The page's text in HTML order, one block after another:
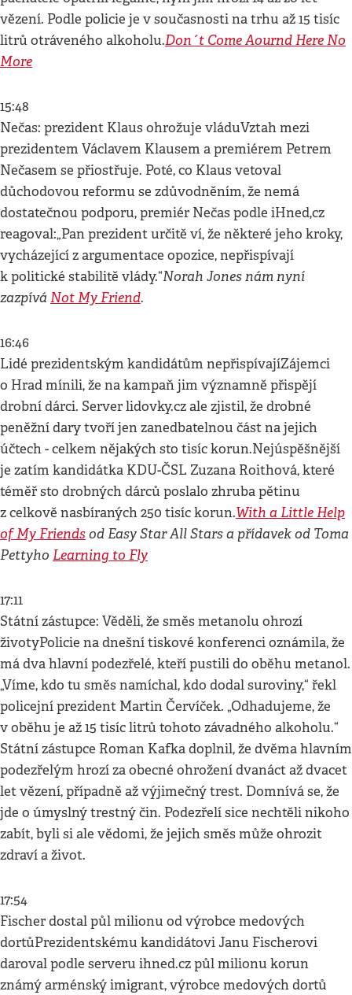
vězení. Podle policie je v současnosti na trhu až 15 tisíc
litrů otráveného alkoholu.Don´t Come Aournd Here No
More
15:48
Nečas: prezident Klaus ohrožuje vláduVztah mezi
prezidentem Václavem Klausem a premiérem Petrem
Nečasem se přiostřuje. Poté, co Klaus vetoval
důchodovou reformu se zdůvodněním, že nemá
dostatečnou podporu, premiér Nečas podle iHned,cz
reagoval:„Pan prezident určitě ví, že některé jeho kroky,
vycházející z argumentace opozice, nepřispívají
k politické stabilitě vlády.“Norah Jones nám nyní
zazpívá Not My Friend.
16:46
Lidé prezidentským kandidátům nepřispívajíZájemci
o Hrad mínili, že na kampaň jim významně přispějí
drobní dárci. Server lidovky.cz ale zjistil, že drobné
peněžní dary tvoří jen zanedbatelnou část na jejich
účtech - celkem nějakých sto tisíc korun.Nejúspěšnější
je zatím kandidátka KDU-ČSL Zuzana Roithová, které
téměř sto drobných dárců poslalo zhruba pětinu
z celkově nasbíraných 250 tisíc korun.With a Little Help
of My Friendsod Easy Star All Stars a přídavek od Toma
Pettyho Learning to Fly
17:11
Státní zástupce: Věděli, že směs metanolu ohrozí
životyPolicie na dnešní tiskové konferenci oznámila, že
má dva hlavní podezřelé, kteří pustili do oběhu metanol.
„Víme, kdo tu směs namíchal, kdo dodal suroviny,“ řekl
policejní prezident Martin Červíček. „Odhadujeme, že
v oběhu je až 15 tisíc litrů tohoto závadného alkoholu.“
Státní zástupce Roman Kafka doplnil, že dvěma hlavním
podezřelým hrozí za obecné ohrožení dvanáct až dvacet
let vězení, případně až výjimečný trest. Domnívá se, že
jde o úmyslný trestný čin. Podezřelí sice nechtěli nikoho
zabít, byli si ale vědomi, že jejich směs může ohrozit
zdraví a život.
17:54
Fischer dostal půl milionu od výrobce medových
dortůPrezidentskému kandidátovi Janu Fischerovi
daroval podle serveru ihned.cz půl milionu korun
známý arménský imigrant, výrobce medových dortů